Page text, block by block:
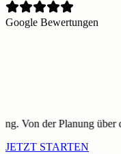
Google Bewertungen
Skripten,
JETZT STARTEN